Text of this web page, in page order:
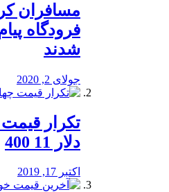
مسافران
فرودگاه
شدند
جولای 2, 2020
تکرار
دلار 11 400
اکتبر 17, 2019